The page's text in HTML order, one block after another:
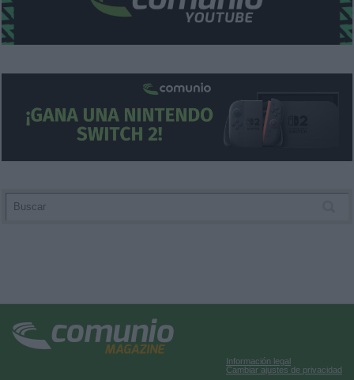
Información legal
Cambiar ajustes de privacidad